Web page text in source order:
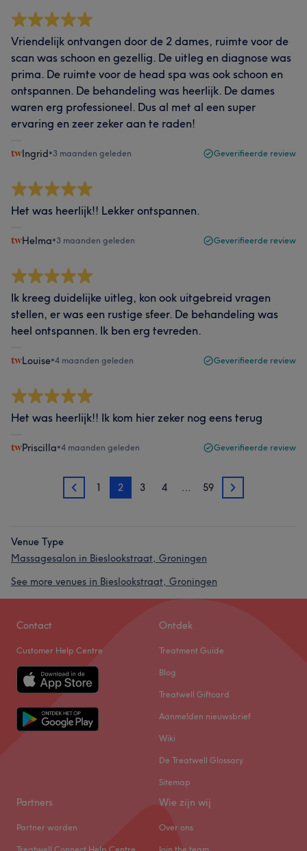
Vriendelijk ontvangen door de 2 dames, ruimte voor de
scan was schoon en gezellig. De uitleg en diagnose was
prima. De ruimte voor de head spa was ook schoon en
ontspannen. De behandeling was heerlijk. De dames
waren erg professioneel. Dus al met al een super
ervaring en zeer zeker aan te raden!
Ingrid•3 maanden geleden Geverifieerde review
Het was heerlijk!! Lekker ontspannen.
Helma•3 maanden geleden Geverifieerde review
Ik kreeg duidelijke uitleg, kon ook uitgebreid vragen
stellen, er was een rustige sfeer. De behandeling was
heel ontspannen. Ik ben erg tevreden.
Louise•4 maanden geleden Geverifieerde review
Het was heerlijk!! Ik kom hier zeker nog eens terug
Priscilla•4 maanden geleden Geverifieerde review
1 1 2 3 4 … 59 3
Venue Type
Massagesalon in Bieslookstraat, Groningen
See more venues in Bieslookstraat, Groningen
Contact
Customer Help Centre
Ontdek
Treatment Guide
Blog
Treatwell Giftcard
Aanmelden nieuwsbrief
Wiki
De Treatwell Glossary
Sitemap
Partners
Partner worden
Wie zijn wij
Over ons